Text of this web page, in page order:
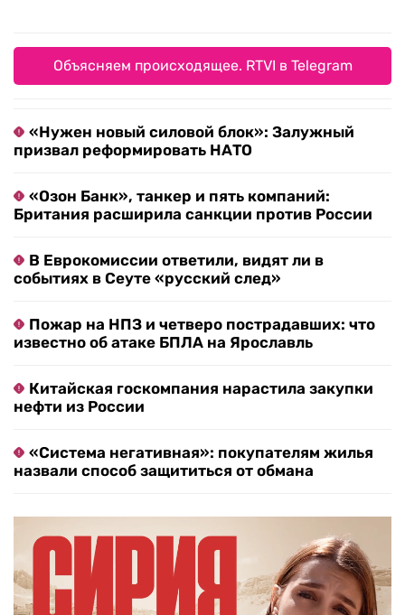
Объясняем происходящее. RTVI в Telegram
«Нужен новый силовой блок»: Залужный
призвал реформировать НАТО
«Озон Банк», танкер и пять компаний:
Британия расширила санкции против России
В Еврокомиссии ответили, видят ли в
событиях в Сеуте «русский след»
Пожар на НПЗ и четверо пострадавших: что
известно об атаке БПЛА на Ярославль
Китайская госкомпания нарастила закупки
нефти из России
«Система негативная»: покупателям жилья
назвали способ защититься от обмана